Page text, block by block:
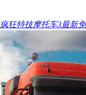
疯狂特技摩托车3最新